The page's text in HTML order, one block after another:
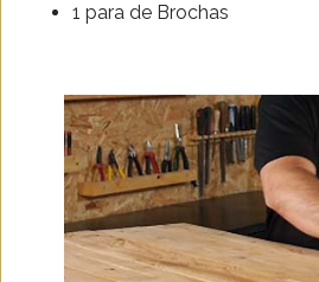
1 para de Brochas